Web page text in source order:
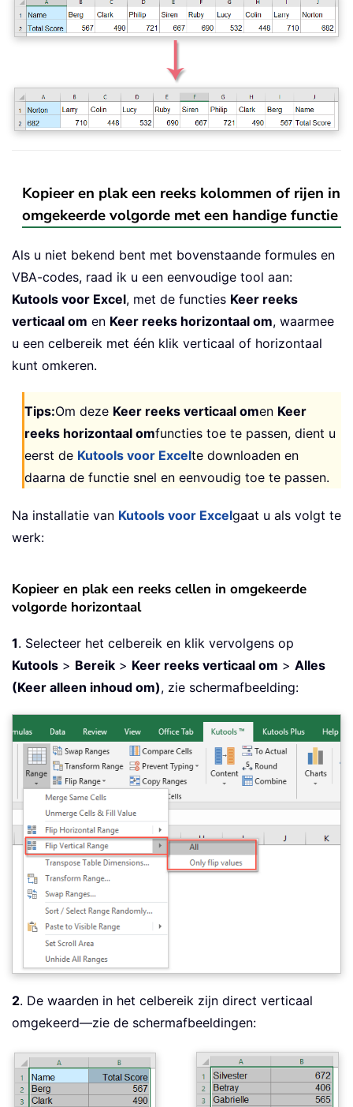
Kopieer en plak een reeks kolommen of rijen in
omgekeerde volgorde met een handige functie
Als u niet bekend bent met bovenstaande formules en
VBA-codes, raad ik u een eenvoudige tool aan:
Kutools voor Excel, met de functies Keer reeks
verticaal om en Keer reeks horizontaal om, waarmee
u een celbereik met één klik verticaal of horizontaal
kunt omkeren.
Tips:Om deze Keer reeks verticaal omen Keer
reeks horizontaal omfuncties toe te passen, dient u
eerst de Kutools voor Excelte downloaden en
daarna de functie snel en eenvoudig toe te passen.
Na installatie van Kutools voor Excelgaat u als volgt te
werk:
Kopieer en plak een reeks cellen in omgekeerde
volgorde horizontaal
1. Selecteer het celbereik en klik vervolgens op
Kutools > Bereik > Keer reeks verticaal om > Alles
(Keer alleen inhoud om), zie schermafbeelding:
2. De waarden in het celbereik zijn direct verticaal
omgekeerd—zie de schermafbeeldingen: